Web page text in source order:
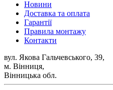
Новини
Доставка та оплата
Гарантії
Правила монтажу
Контакти
вул. Якова Гальчевського, 39,
м. Вінниця,
Вінницька обл.